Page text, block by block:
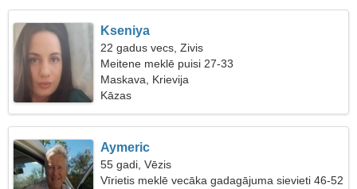
Kseniya
22 gadus vecs, Zivis
Meitene meklē puisi 27-33
Maskava, Krievija
Kāzas
Aymeric
55 gadi, Vēzis
Vīrietis meklē vecāka gadagājuma sievieti 46-52